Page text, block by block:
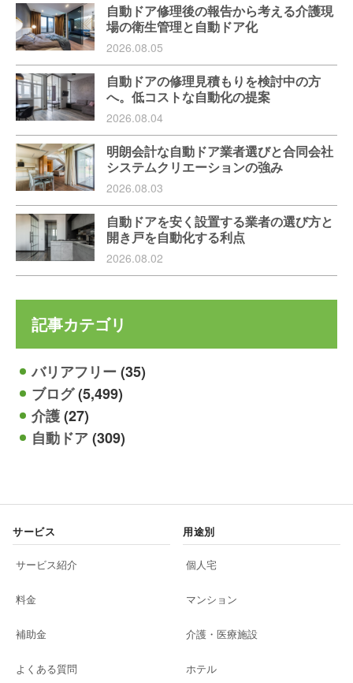
自動ドア修理後の報告から考える介護現
場の衛生管理と自動ドア化
2026.08.05
自動ドアの修理見積もりを検討中の方
へ。低コストな自動化の提案
2026.08.04
明朗会計な自動ドア業者選びと合同会社
システムクリエーションの強み
2026.08.03
自動ドアを安く設置する業者の選び方と
開き戸を自動化する利点
2026.08.02
記事カテゴリ
バリアフリー(35)
ブログ(5,499)
介護(27)
自動ドア(309)
サービス
サービス紹介
料金
補助金
よくある質問
用途別
個人宅
マンション
介護・医療施設
ホテル